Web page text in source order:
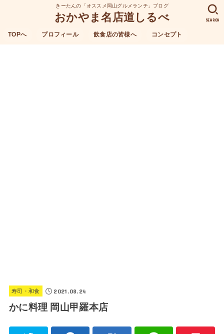
きーたんの「オススメ岡山グルメランチ」ブログ
おかやま名店道しるべ
TOPへ プロフィール 飲食店の皆様へ コンセプト
SEARCH
寿司・和食 2021.08.24
かに料理 岡山甲羅本店